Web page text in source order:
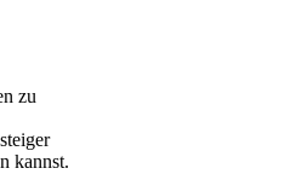
zu
kannst.